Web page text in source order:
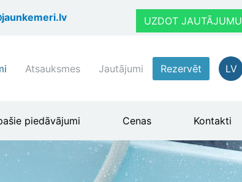
UZDOT JAUTĀJUMU
Atsauksmes Jautājumi Rezervēt LV
piedāvājumi Cenas Kontakti